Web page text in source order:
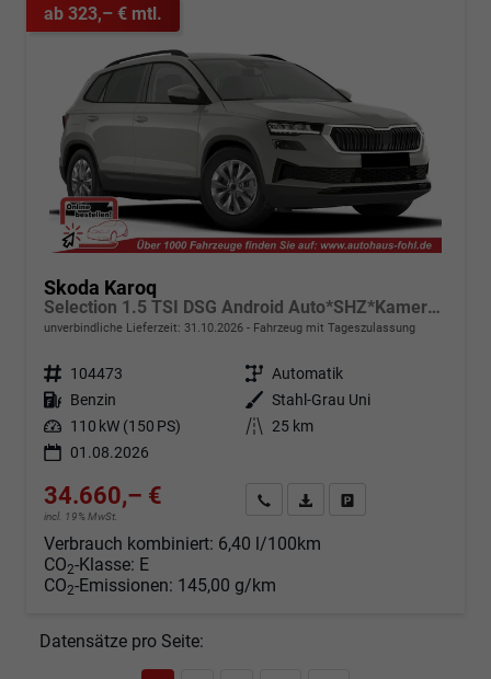
ab 323,– € mtl.
Skoda Karoq
Selection 1.5 TSI DSG Android Auto*SHZ*Kamera*PDC v/h*Klimaauto*SUNSET*LED
unverbindliche Lieferzeit: 31.10.2026 Fahrzeug mit Tageszulassung
Fahrzeugnr. 104473 Getriebe Automatik
Kraftstoff Benzin Außenfarbe Stahl-Grau Uni
Leistung 110 kW (150 PS) Kilometerstand 25 km
01.08.2026
34.660,– €
incl. 19% MwSt.
Angebot anfordern
Fahrzeugexpose (PDF)
Verbrauch kombiniert: 6,40 l/100km
CO2-Klasse: E
CO2-Emissionen: 145,00 g/km
Datensätze pro Seite: